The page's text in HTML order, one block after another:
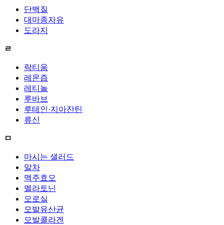
단백질
대마종자유
도라지
ㄹ
락티움
레몬즙
레티놀
루바브
루테인·지아잔틴
류신
ㅁ
마시는 샐러드
말차
맥주효모
멜라토닌
모로실
모발유산균
모발콜라겐